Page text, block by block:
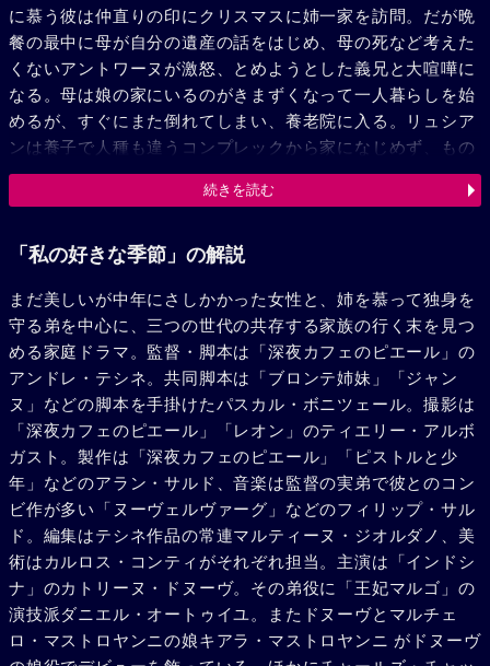
に慕う彼は仲直りの印にクリスマスに姉一家を訪問。だが晩
餐の最中に母が自分の遺産の話をはじめ、母の死など考えた
くないアントワーヌが激怒、とめようとした義兄と大喧嘩に
なる。母は娘の家にいるのがきまずくなって一人暮らしを始
めるが、すぐにまた倒れてしまい、養老院に入る。リュシア
ンは養子で人種も違うコンプレックから家になじめず、もの
のはずみでエミリーのアシスタントで娘同然でもあるアルジ
ェリア系のカディジャ（カルメン・チャップリン）に暴行し
なった夫婦は別居、アントワーヌは姉と一緒に暮らすことに
ミリーは実は母の病状を知っていたアントワーヌを許せず夫
のいない自宅に戻り、追いかけて来たアントワーヌと激しく
口論、そのまま喧嘩別れしてしまう。しばらくして、母がと
うとう息を引き取った。バラバラになっていたエミリーの家
族は葬儀のために再び集まる。葬儀の終わった午後、庭に並
べたテーブルを囲んで食事をする家族は、お互いにどの季節
が好きかを尋ね会う。老母の死を越えて、家族は新しい絆を
見つけ出そうとしていた。
続きを読む
「私の好きな季節」の解説
まだ美しいが中年にさしかかった女性と、姉を慕って独身を
守る弟を中心に、三つの世代の共存する家族の行く末を見つ
める家庭ドラマ。監督・脚本は「深夜カフェのピエール」の
アンドレ・テシネ。共同脚本は「ブロンテ姉妹」「ジャン
ヌ」などの脚本を手掛けたパスカル・ボニツェール。撮影は
「深夜カフェのピエール」「レオン」のティエリー・アルボ
ガスト。製作は「深夜カフェのピエール」「ピストルと少
年」などのアラン・サルド、音楽は監督の実弟で彼とのコン
ビ作が多い「ヌーヴェルヴァーグ」などのフィリップ・サル
ド。編集はテシネ作品の常連マルティーヌ・ジオルダノ、美
術はカルロス・コンティがそれぞれ担当。主演は「インドシ
ナ」のカトリーヌ・ドヌーヴ。その弟役に「王妃マルゴ」の
演技派ダニエル・オートゥイユ。またドヌーヴとマルチェ
ロ・マストロヤンニの娘キアラ・マストロヤンニ がドヌーヴ